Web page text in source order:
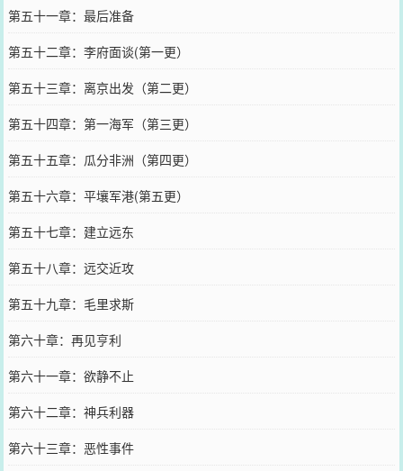
第五十一章：最后准备
第五十二章：李府面谈(第一更）
第五十三章：离京出发（第二更）
第五十四章：第一海军（第三更）
第五十五章：瓜分非洲（第四更）
第五十六章：平壤军港(第五更）
第五十七章：建立远东
第五十八章：远交近攻
第五十九章：毛里求斯
第六十章：再见亨利
第六十一章：欲静不止
第六十二章：神兵利器
第六十三章：恶性事件